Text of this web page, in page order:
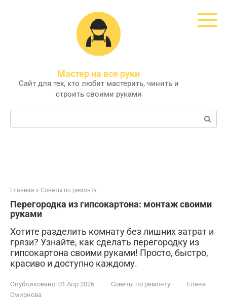
Мастер на все руки
Сайт для тех, кто любит мастерить, чинить и
строить своими руками
Поиск:
Главная » Советы по ремонту
Перегородка из гипсокартона: монтаж своими
руками
Хотите разделить комнату без лишних затрат и
грязи? Узнайте, как сделать перегородку из
гипсокартона своими руками! Просто, быстро,
красиво и доступно каждому.
Опубликовано: 01 Апр 2026 Советы по ремонту
Елена
Смирнова